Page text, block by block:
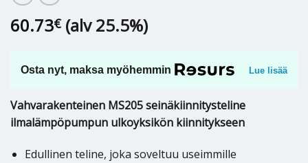
60.73€ (alv 25.5%)
Osta nyt, maksa myöhemmin Lue lisää
Vahvarakenteinen MS205 seinäkiinnitysteline
ilmalämpöpumpun ulkoyksikön kiinnitykseen
Edullinen teline, joka soveltuu useimmille